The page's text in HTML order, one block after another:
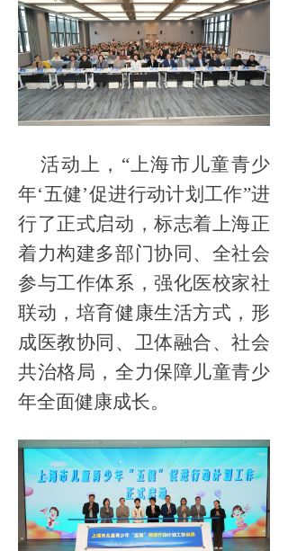
活动上，“上海市儿童青少
年‘五健’促进行动计划工作”进
行了正式启动，标志着上海正
着力构建多部门协同、全社会
参与工作体系，强化医校家社
联动，培育健康生活方式，形
成医教协同、卫体融合、社会
共治格局，全力保障儿童青少
年全面健康成长。